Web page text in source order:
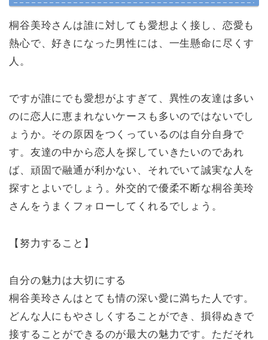
桐谷美玲さんは誰に対しても愛想よく接し、恋愛も
熱心で、好きになった男性には、一生懸命に尽くす
人。
ですが誰にでも愛想がよすぎて、異性の友達は多い
のに恋人に恵まれないケースも多いのではないでし
ょうか。その原因をつくっているのは自分自身で
す。友達の中から恋人を探していきたいのであれ
ば、頑固で融通が利かない、それでいて誠実な人を
探すとよいでしょう。外交的で優柔不断な桐谷美玲
さんをうまくフォローしてくれるでしょう。
【努力すること】
自分の魅力は大切にする
桐谷美玲さんはとても情の深い愛に満ちた人です。
どんな人にもやさしくすることができ、損得ぬきで
接することができるのが最大の魅力です。ただそれ